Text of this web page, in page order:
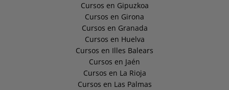
Cursos en Gipuzkoa
Cursos en Girona
Cursos en Granada
Cursos en Huelva
Cursos en Illes Balears
Cursos en Jaén
Cursos en La Rioja
Cursos en Las Palmas